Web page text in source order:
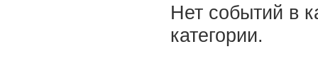
Нет событий в
категории.